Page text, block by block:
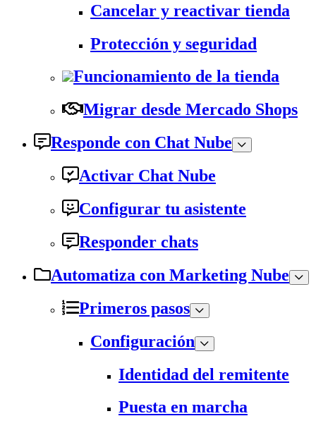
Cancelar y reactivar tienda
Protección y seguridad
Funcionamiento de la tienda
Migrar desde Mercado Shops
Responde con Chat Nube
Activar Chat Nube
Configurar tu asistente
Responder chats
Automatiza con Marketing Nube
Primeros pasos
Configuración
Identidad del remitente
Puesta en marcha